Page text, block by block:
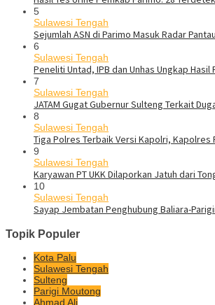
5
Sulawesi Tengah
Sejumlah ASN di Parimo Masuk Radar
6
Sulawesi Tengah
Peneliti Untad, IPB dan Unhas Ungkap
7
Sulawesi Tengah
JATAM Gugat Gubernur Sulteng Terkait
8
Sulawesi Tengah
Tiga Polres Terbaik Versi Kapolri,
9
Sulawesi Tengah
Karyawan PT UKK Dilaporkan Jatuh dari
10
Sulawesi Tengah
Sayap Jembatan Penghubung Baliara-
Topik Populer
Kota Palu
Sulawesi Tengah
Sulteng
Parigi Moutong
Ahmad Ali